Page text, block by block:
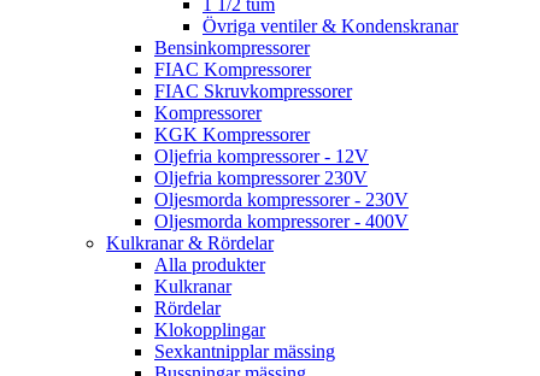
1 1/2 tum
Övriga ventiler & Kondenskranar
Bensinkompressorer
FIAC Kompressorer
FIAC Skruvkompressorer
Kompressorer
KGK Kompressorer
Oljefria kompressorer - 12V
Oljefria kompressorer 230V
Oljesmorda kompressorer - 230V
Oljesmorda kompressorer - 400V
Kulkranar & Rördelar
Alla produkter
Kulkranar
Rördelar
Klokopplingar
Sexkantnipplar mässing